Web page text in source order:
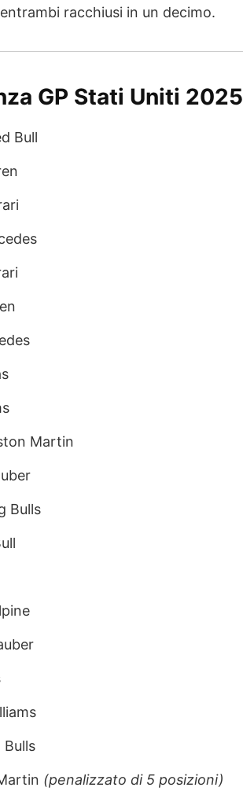
racchiusi in un decimo.
GP Stati Uniti 2025
Bull
Martin
Bulls
Bulls
(penalizzato di 5 posizioni)